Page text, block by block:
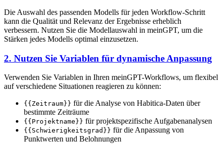
Die Auswahl des passenden Modells für jeden Workflow-Schritt
kann die Qualität und Relevanz der Ergebnisse erheblich
verbessern. Nutzen Sie die Modellauswahl in meinGPT, um die
Stärken jedes Modells optimal einzusetzen.
2. Nutzen Sie Variablen für dynamische Anpassung
Verwenden Sie Variablen in Ihren meinGPT-Workflows, um flexibel
auf verschiedene Situationen reagieren zu können:
{{Zeitraum}} für die Analyse von Habitica-Daten über
bestimmte Zeiträume
{{Projektname}} für projektspezifische Aufgabenanalysen
{{Schwierigkeitsgrad}} für die Anpassung von
Punktwerten und Belohnungen